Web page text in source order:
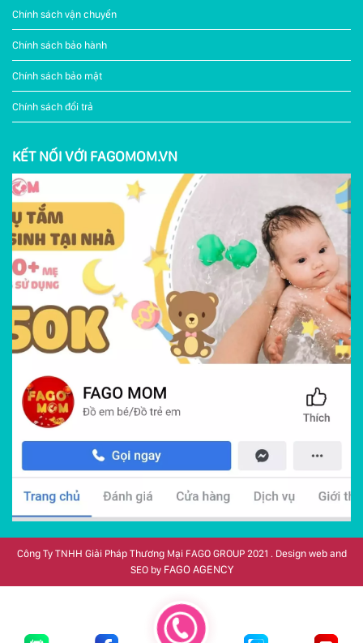
Chính sách vận chuyển
Chính sách bảo hành
Chính sách bảo mật
Chính sách đổi trả
KẾT NỐI VỚI FAGOMOM.VN
Công Ty TNHH Giải Pháp Thương Mại FAGO GROUP 2021 . Design web and
SEO by FAGO AGENCY